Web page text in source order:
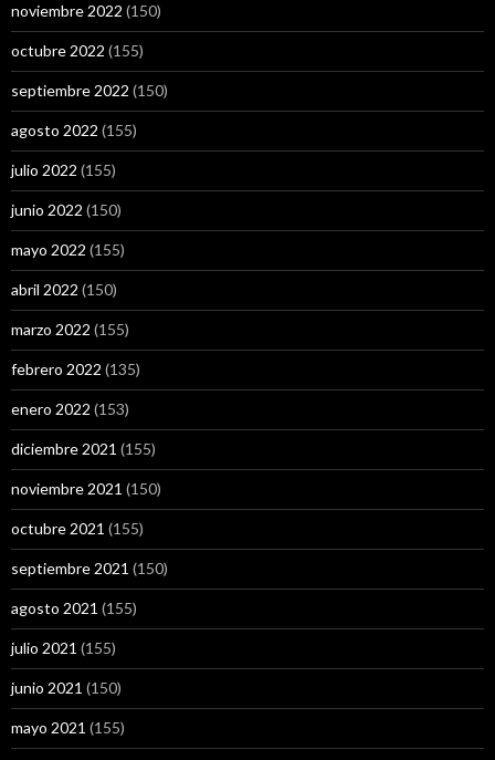
noviembre 2022 (150)
octubre 2022 (155)
septiembre 2022 (150)
agosto 2022 (155)
julio 2022 (155)
junio 2022 (150)
mayo 2022 (155)
abril 2022 (150)
marzo 2022 (155)
febrero 2022 (135)
enero 2022 (153)
diciembre 2021 (155)
noviembre 2021 (150)
octubre 2021 (155)
septiembre 2021 (150)
agosto 2021 (155)
julio 2021 (155)
junio 2021 (150)
mayo 2021 (155)